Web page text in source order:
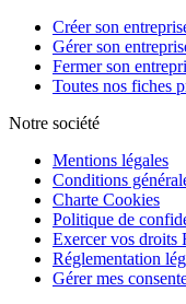
Créer son
Gérer son
Fermer son
Toutes nos fiches
Notre société
Mentions légales
Conditions
Charte Cookies
Politique de
Exercer vos droits
Réglementation
Gérer mes